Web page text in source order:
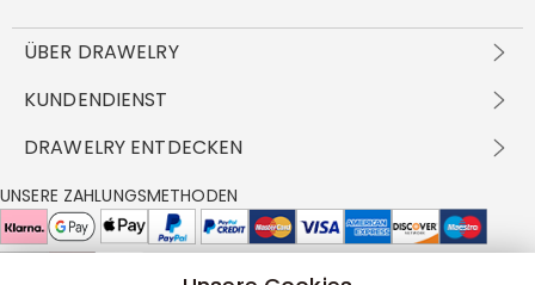
ÜBER DRAWELRY
Über Uns
DBG
FAQ
Cookie-Richtlinie
KUNDENDIENST
Versandbedingungen
Rückgabe & Umtausch
Pflegehinweis
DRAWELRY ENTDECKEN
Großhandelsangebot
Drawelry Prime
Bonusprogramm
UNSERE ZAHLUNGSMETHODEN